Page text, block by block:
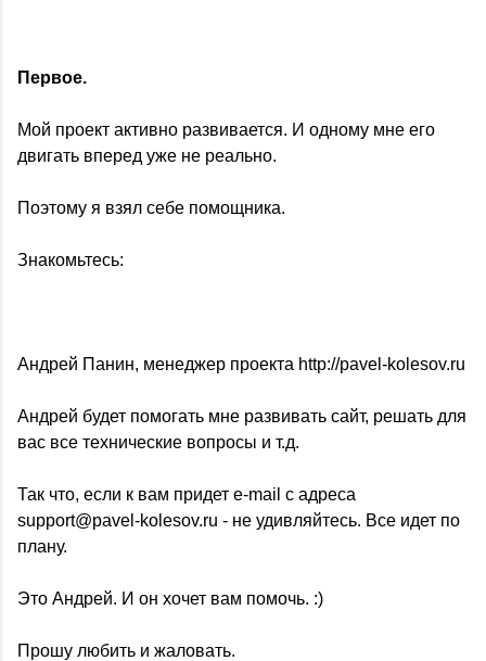
Первое.
Мой проект активно развивается. И одному мне его
двигать вперед уже не реально.
Поэтому я взял себе помощника.
Знакомьтесь:
Андрей Панин, менеджер проекта http://pavel-kolesov.ru
Андрей будет помогать мне развивать сайт, решать для
вас все технические вопросы и т.д.
Так что, если к вам придет e-mail с адреса
support@pavel-kolesov.ru - не удивляйтесь. Все идет по
плану.
Это Андрей. И он хочет вам помочь. :)
Прошу любить и жаловать.